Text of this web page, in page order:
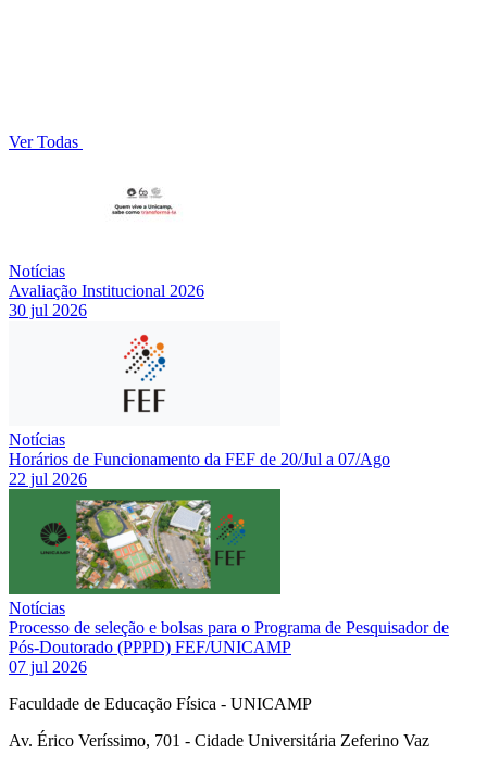
Ver Todas
Notícias
Avaliação Institucional 2026
30 jul 2026
Notícias
Horários de Funcionamento da FEF de 20/Jul a 07/Ago
22 jul 2026
Notícias
Processo de seleção e bolsas para o Programa de Pesquisador de
Pós-Doutorado (PPPD) FEF/UNICAMP
07 jul 2026
Faculdade de Educação Física - UNICAMP
Av. Érico Veríssimo, 701 - Cidade Universitária Zeferino Vaz